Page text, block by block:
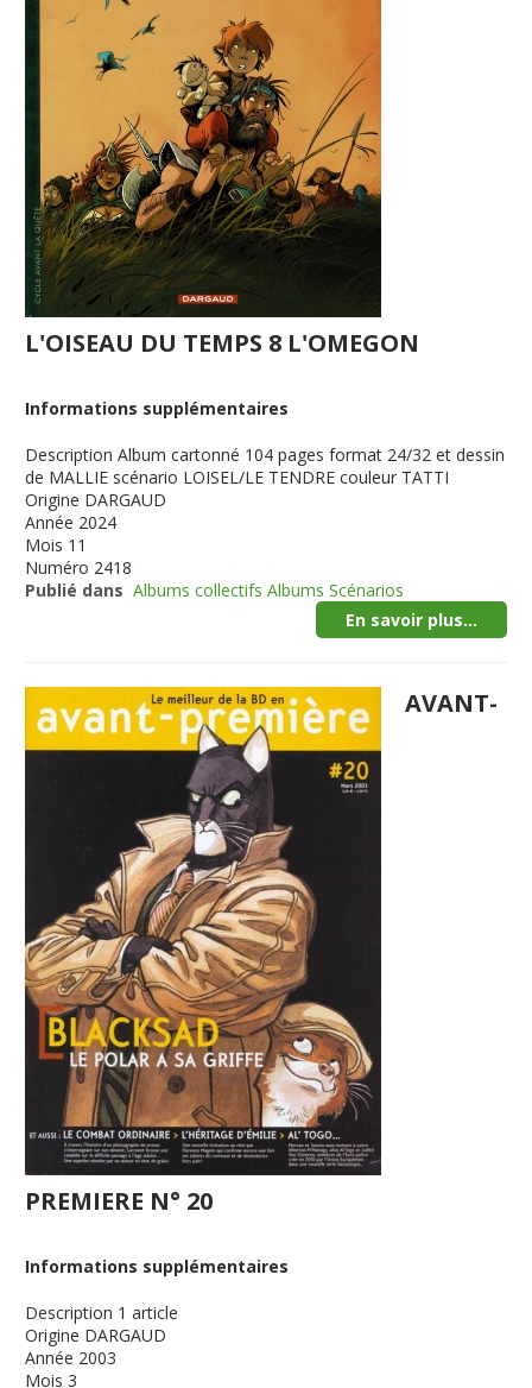
L'OISEAU DU TEMPS 8 L'OMEGON
Informations supplémentaires
Description Album cartonné 104 pages format 24/32 et dessin
de MALLIE scénario LOISEL/LE TENDRE couleur TATTI
Origine DARGAUD
Année 2024
Mois 11
Numéro 2418
Publié dans Albums collectifs Albums Scénarios
En savoir plus...
AVANT-
PREMIERE N° 20
Informations supplémentaires
Description 1 article
Origine DARGAUD
Année 2003
Mois 3